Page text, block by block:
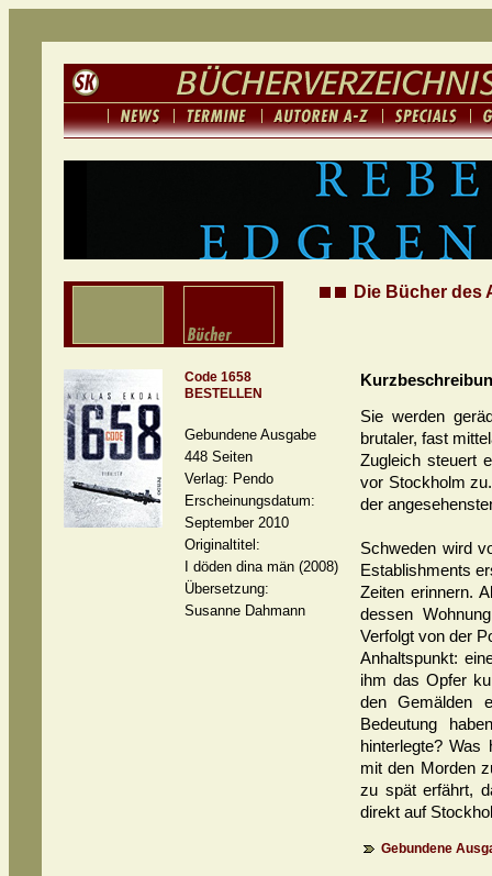
Die Bücher des
Code 1658
BESTELLEN
Gebundene Ausgabe
448 Seiten
Verlag: Pendo
Erscheinungsdatum:
September 2010
Originaltitel:
I döden dina män (2008)
Übersetzung:
Susanne Dahmann
Sie werden
brutaler, fast
Zugleich steuert
vor Stockholm
der
Schweden wird
Establishments
Zeiten erinnern.
dessen
Verfolgt von der
Anhaltspunkt:
ihm das Opfer
den Gemälden
Bedeutung
hinterlegte? Was
mit den Morden
zu spät erfährt,
direkt auf
Gebundene